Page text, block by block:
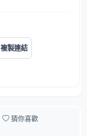
複製連結
猜你喜歡